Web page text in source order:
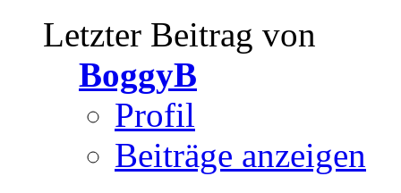
Letzter Beitrag von
BoggyB
Profil
Beiträge anzeigen